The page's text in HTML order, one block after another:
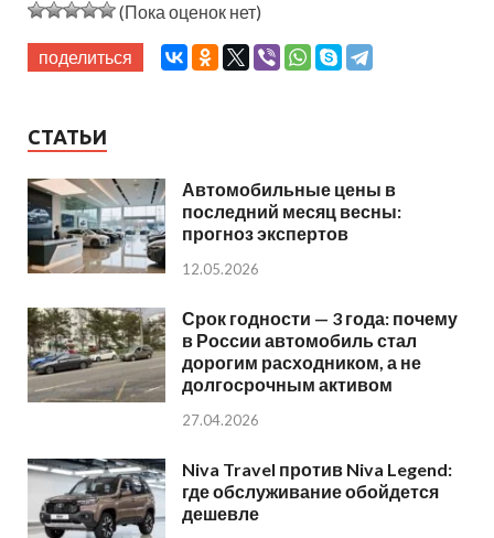
(Пока оценок нет)
поделиться
СТАТЬИ
Автомобильные цены в
последний месяц весны:
прогноз экспертов
12.05.2026
Срок годности — 3 года: почему
в России автомобиль стал
дорогим расходником, а не
долгосрочным активом
27.04.2026
Niva Travel против Niva Legend:
где обслуживание обойдется
дешевле